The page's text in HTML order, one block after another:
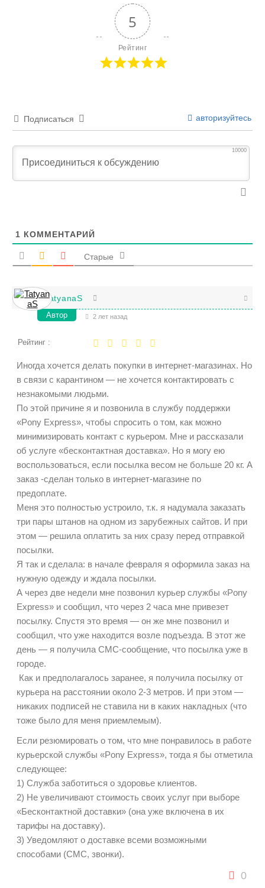
5
Рейтинг
Подписаться авторизуйтесь
10000
1 КОММЕНТАРИЙ
Старые
TatyanaS
Автор 2 лет назад
Рейтинг :
Иногда хочется делать покупки в интернет-магазинах. Но
в связи с карантином — не хочется контактировать с
незнакомыми людьми.
По этой причине я и позвонила в службу поддержки
«Pony Express», чтобы спросить о том, как можно
минимизировать контакт с курьером. Мне и рассказали
об услуге «бесконтактная доставка». Но я могу ею
воспользоваться, если посылка весом не больше 20 кг. А
заказ -сделан только в интернет-магазине по
предоплате.
Меня это полностью устроило, т.к. я надумала заказать
три пары штанов на одном из зарубежных сайтов. И при
этом — решила оплатить за них сразу перед отправкой
посылки.
Я так и сделала: в начале февраля я оформила заказ на
нужную одежду и ждала посылки.
А через две недели мне позвонил курьер службы «Pony
Express» и сообщил, что через 2 часа мне привезет
посылку. Спустя это время — он же мне позвонил и
сообщил, что уже находится возле подъезда. В этот же
день — я получила СМС-сообщение, что посылка уже в
городе.
Как и предполагалось заранее, я получила посылку от
курьера на расстоянии около 2-3 метров. И при этом —
никаких подписей не ставила ни в каких накладных (что
тоже было для меня приемлемым).
Если резюмировать о том, что мне понравилось в работе
курьерской службы «Pony Express», тогда я бы отметила
следующее:
1) Служба заботиться о здоровье клиентов.
2) Не увеличивают стоимость своих услуг при выборе
«Бесконтактной доставки» (она уже включена в их
тарифы на доставку).
3) Уведомляют о доставке всеми возможными
способами (СМС, звонки).
0